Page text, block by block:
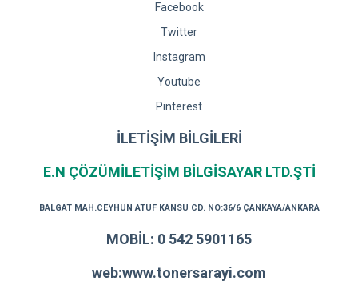
Facebook
Twitter
Instagram
Youtube
Pinterest
İLETİŞİM BİLGİLERİ
E.N ÇÖZÜMİLETİŞİM BİLGİSAYAR LTD.ŞTİ
BALGAT MAH.CEYHUN ATUF KANSU CD. NO:36/6 ÇANKAYA/ANKARA
MOBİL: 0 542 5901165
web:www.tonersarayi.com